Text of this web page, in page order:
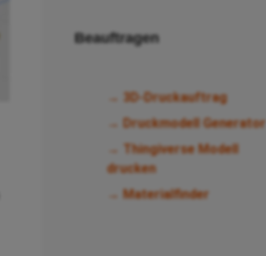
Beauftragen
→ 3D-Druckauftrag
→ Druckmodell Generator
→ Thingiverse Modell
drucken
→ Materialfinder